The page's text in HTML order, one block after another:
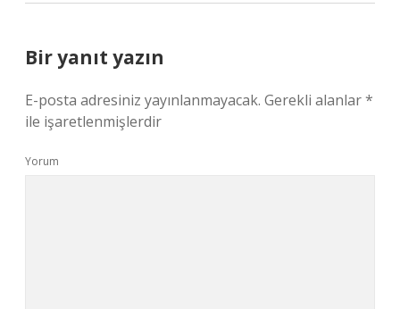
Bir yanıt yazın
E-posta adresiniz yayınlanmayacak. Gerekli alanlar*
ile işaretlenmişlerdir
Yorum